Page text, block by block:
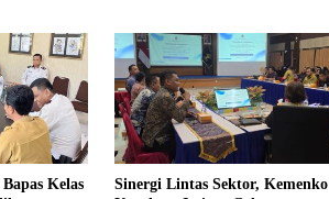
Kelas
Sinergi Lintas Sektor, Kemenko